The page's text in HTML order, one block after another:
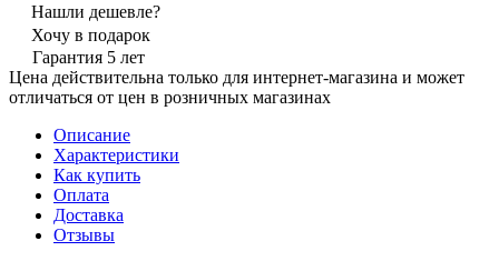
Нашли дешевле?
Хочу в подарок
Гарантия 5 лет
Цена действительна только для интернет-магазина и может
отличаться от цен в розничных магазинах
Описание
Характеристики
Как купить
Оплата
Доставка
Отзывы